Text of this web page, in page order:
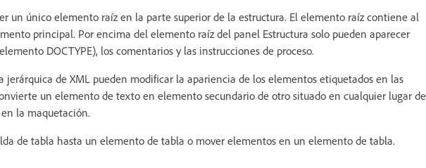
un único elemento raíz en la parte superior de la estructura. El elemento raíz contiene al
principal. Por encima del elemento raíz del panel Estructura solo pueden aparecer
DOCTYPE), los comentarios y las instrucciones de proceso.
jerárquica de XML pueden modificar la apariencia de los elementos etiquetados en las
un elemento de texto en elemento secundario de otro situado en cualquier lugar
la maquetación.
de tabla hasta un elemento de tabla o mover elementos en un elemento de tabla.